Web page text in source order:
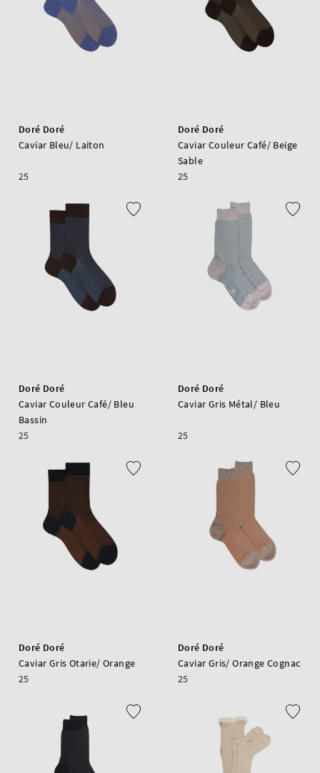
Doré Doré
Caviar Bleu/ Laiton
25
Doré Doré
Caviar Couleur Café/ Beige
Sable
25
Doré Doré
Caviar Couleur Café/ Bleu
Bassin
25
Doré Doré
Caviar Gris Métal/ Bleu
25
Doré Doré
Caviar Gris Otarie/ Orange
25
Doré Doré
Caviar Gris/ Orange Cognac
25